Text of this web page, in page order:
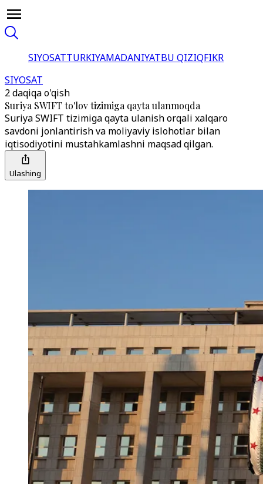
SIYOSATTURKIYAMADANIYATBU QIZIQFIKR
SIYOSAT
2 daqiqa o'qish
Suriya SWIFT to'lov tizimiga qayta ulanmoqda
Suriya SWIFT tizimiga qayta ulanish orqali xalqaro
savdoni jonlantirish va moliyaviy islohotlar bilan
iqtisodiyotini mustahkamlashni maqsad qilgan.
Ulashing